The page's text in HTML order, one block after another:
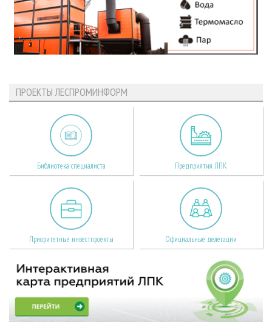
ПРОЕКТЫ ЛЕСПРОМИНФОРМ
Библиотека специалиста Предприятия ЛПК
Приоритетные инвестпроекты Официальные делегации